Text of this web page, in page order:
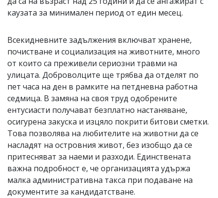
каузата за минимален период от един месец.
Всекидневните задължения включват хранене,
почистване и социализация на животните, много
от които са преживели сериозни травми на
улицата. Доброволците ще трябва да отделят по
пет часа на ден в рамките на петдневна работна
седмица. В замяна на своя труд одобрените
ентусиасти получават безплатно настаняване,
осигурена закуска и изцяло покрити битови сметки.
Това позволява на любителите на животни да се
насладят на островния живот, без изобщо да се
притесняват за наеми и разходи. Единствената
важна подробност е, че организацията удържа
малка административна такса при подаване на
документите за кандидатстване.